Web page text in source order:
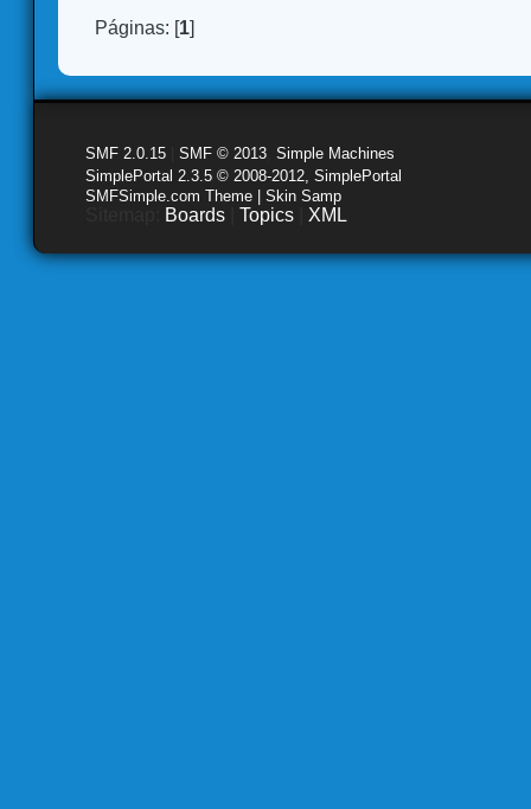
Páginas: [1]
SMF 2.0.15 SMF © 2013 Simple Machines
SimplePortal 2.3.5 © 2008-2012, SimplePortal
SMFSimple.com Theme | Skin Samp
Boards Topics XML